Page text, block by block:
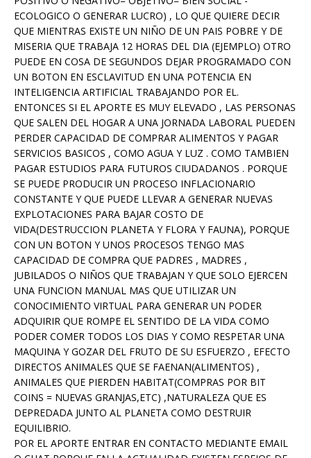
ECOLOGICO O GENERAR LUCRO) , LO QUE QUIERE DECIR
QUE MIENTRAS EXISTE UN NIÑO DE UN PAIS POBRE Y DE
MISERIA QUE TRABAJA 12 HORAS DEL DIA (EJEMPLO) OTRO
PUEDE EN COSA DE SEGUNDOS DEJAR PROGRAMADO CON
UN BOTON EN ESCLAVITUD EN UNA POTENCIA EN
INTELIGENCIA ARTIFICIAL TRABAJANDO POR EL.
ENTONCES SI EL APORTE ES MUY ELEVADO , LAS PERSONAS
QUE SALEN DEL HOGAR A UNA JORNADA LABORAL PUEDEN
PERDER CAPACIDAD DE COMPRAR ALIMENTOS Y PAGAR
SERVICIOS BASICOS , COMO AGUA Y LUZ . COMO TAMBIEN
PAGAR ESTUDIOS PARA FUTUROS CIUDADANOS . PORQUE
SE PUEDE PRODUCIR UN PROCESO INFLACIONARIO
CONSTANTE Y QUE PUEDE LLEVAR A GENERAR NUEVAS
EXPLOTACIONES PARA BAJAR COSTO DE
VIDA(DESTRUCCION PLANETA Y FLORA Y FAUNA), PORQUE
CON UN BOTON Y UNOS PROCESOS TENGO MAS
CAPACIDAD DE COMPRA QUE PADRES , MADRES ,
JUBILADOS O NIÑOS QUE TRABAJAN Y QUE SOLO EJERCEN
UNA FUNCION MANUAL MAS QUE UTILIZAR UN
CONOCIMIENTO VIRTUAL PARA GENERAR UN PODER
ADQUIRIR QUE ROMPE EL SENTIDO DE LA VIDA COMO
PODER COMER TODOS LOS DIAS Y COMO RESPETAR UNA
MAQUINA Y GOZAR DEL FRUTO DE SU ESFUERZO , EFECTO
DIRECTOS ANIMALES QUE SE FAENAN(ALIMENTOS) ,
ANIMALES QUE PIERDEN HABITAT(COMPRAS POR BIT
COINS = NUEVAS GRANJAS,ETC) ,NATURALEZA QUE ES
DEPREDADA JUNTO AL PLANETA COMO DESTRUIR
EQUILIBRIO.
POR EL APORTE ENTRAR EN CONTACTO MEDIANTE EMAIL